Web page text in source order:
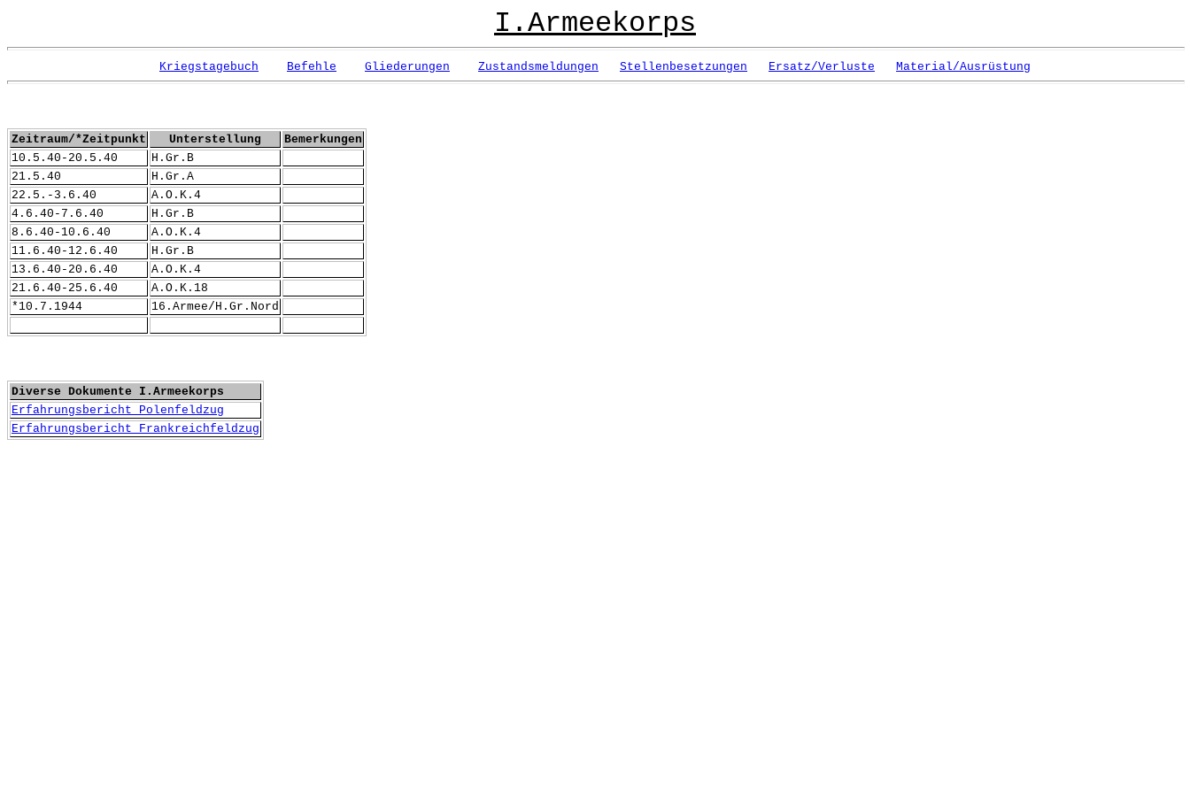
I.Armeekorps
Kriegstagebuch Befehle Gliederungen Zustandsmeldungen Stellenbesetzungen Ersatz/Verluste Material/Ausrüstung
Zeitraum/*Zeitpunkt Unterstellung
Bemerkungen
10.5.40-20.5.40
H.Gr.B
21.5.40
H.Gr.A
22.5.-3.6.40
A.O.K.4
4.6.40-7.6.40
H.Gr.B
8.6.40-10.6.40
A.O.K.4
11.6.40-12.6.40
H.Gr.B
13.6.40-20.6.40
A.O.K.4
21.6.40-25.6.40
A.O.K.18
*10.7.1944
16.Armee/H.Gr.Nord
Diverse Dokumente I.Armeekorps
Erfahrungsbericht Polenfeldzug
Erfahrungsbericht Frankreichfeldzug